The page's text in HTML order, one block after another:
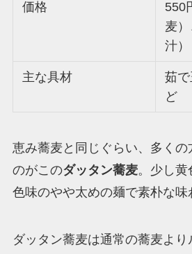
価格
550
麦
汁）
主な具材
茹
ど
恵み蕎麦と同じぐらい、多くの
のがこのダッタン蕎麦。少し黄
色味のやや太めの麺で素朴な味
ダッタン蕎麦は通常の蕎麦より